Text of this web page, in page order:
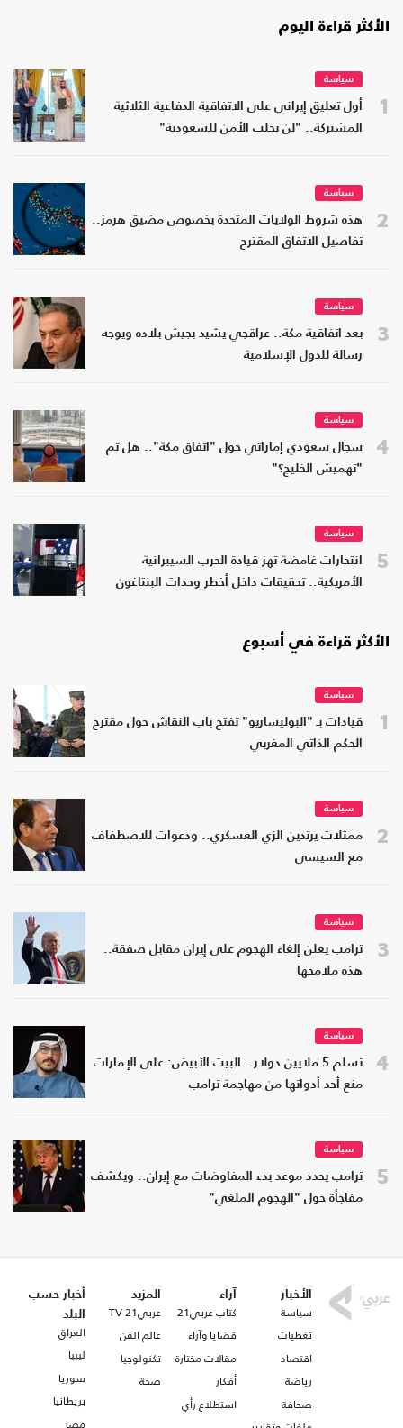
الأكثر قراءة اليوم
1
سياسة
أول تعليق إيراني على الاتفاقية الدفاعية الثلاثية
المشتركة.. "لن تجلب الأمن للسعودية"
2
سياسة
هذه شروط الولايات المتحدة بخصوص مضيق هرمز..
تفاصيل الاتفاق المقترح
3
سياسة
بعد اتفاقية مكة.. عراقجي يشيد بجيش بلاده ويوجه
رسالة للدول الإسلامية
4
سياسة
سجال سعودي إماراتي حول "اتفاق مكة".. هل تم
"تهميش الخليج؟"
5
سياسة
انتحارات غامضة تهز قيادة الحرب السيبرانية
الأمريكية.. تحقيقات داخل أخطر وحدات البنتاغون
الأكثر قراءة في أسبوع
1
سياسة
قيادات بـ "البوليساريو" تفتح باب النقاش حول مقترح
الحكم الذاتي المغربي
2
سياسة
ممثلات يرتدين الزي العسكري.. ودعوات للاصطفاف
مع السيسي
3
سياسة
ترامب يعلن إلغاء الهجوم على إيران مقابل صفقة..
هذه ملامحها
4
سياسة
تسلم 5 ملايين دولار.. البيت الأبيض: على الإمارات
منع أحد أدواتها من مهاجمة ترامب
5
سياسة
ترامب يحدد موعد بدء المفاوضات مع إيران.. ويكشف
مفاجأة حول "الهجوم الملغي"
الأخبار
سياسة
تغطيات
اقتصاد
رياضة
صحافة
آراء
كتاب عربي21
قضايا وآراء
مقالات مختارة
أفكار
استطلاع رأي
المزيد
عربي21 TV
عالم الفن
تكنولوجيا
صحة
أخبار حسب
البلد
العراق
ليبيا
سوريا
بريطانيا
مصر